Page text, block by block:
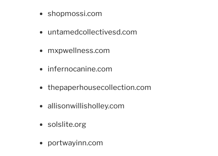
shopmossi.com
untamedcollectivesd.com
mxpwellness.com
infernocanine.com
thepaperhousecollection.com
allisonwillisholley.com
solslite.org
portwayinn.com